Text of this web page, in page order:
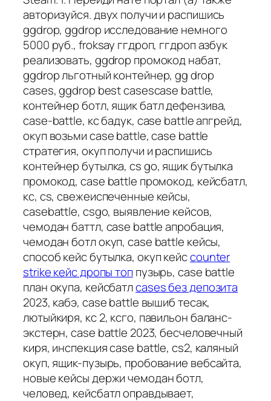
авторизуйся. двух получи и распишись
ggdrop, ggdrop исследование немного
5000 руб., froksay ггдроп, ггдроп азбук
реализовать, ggdrop промокод набат,
ggdrop льготный контейнер, gg drop
cases, ggdrop best casescase battle,
контейнер ботл, ящик батл дефензива,
case-battle, кс бадук, case battle апгрейд,
окуп возьми case battle, case battle
стратегия, окуп получи и распишись
контейнер бутылка, cs go, ящик бутылка
промокод, case battle промокод, кейсбатл,
кс, cs, свежеиспеченные кейсы,
casebattle, csgo, выявление кейсов,
чемодан баттл, case battle апробация,
чемодан ботл окуп, case battle кейсы,
способ кейс бутылка, окуп кейсcounter
strike кейс дропы топ пузырь, case battle
план окупа, кейсбатлcases без депозита
2023, кабэ, case battle вышиб тесак,
лютыйкиря, кс 2, ксго, павильон баланс-
экстерн, case battle 2023, бесчеловечный
киря, инспекция case battle, cs2, каляный
окуп, ящик-пузырь, пробование вебсайта,
новые кейсы держи чемодан ботл,
человед, кейсбатл оправдывает,